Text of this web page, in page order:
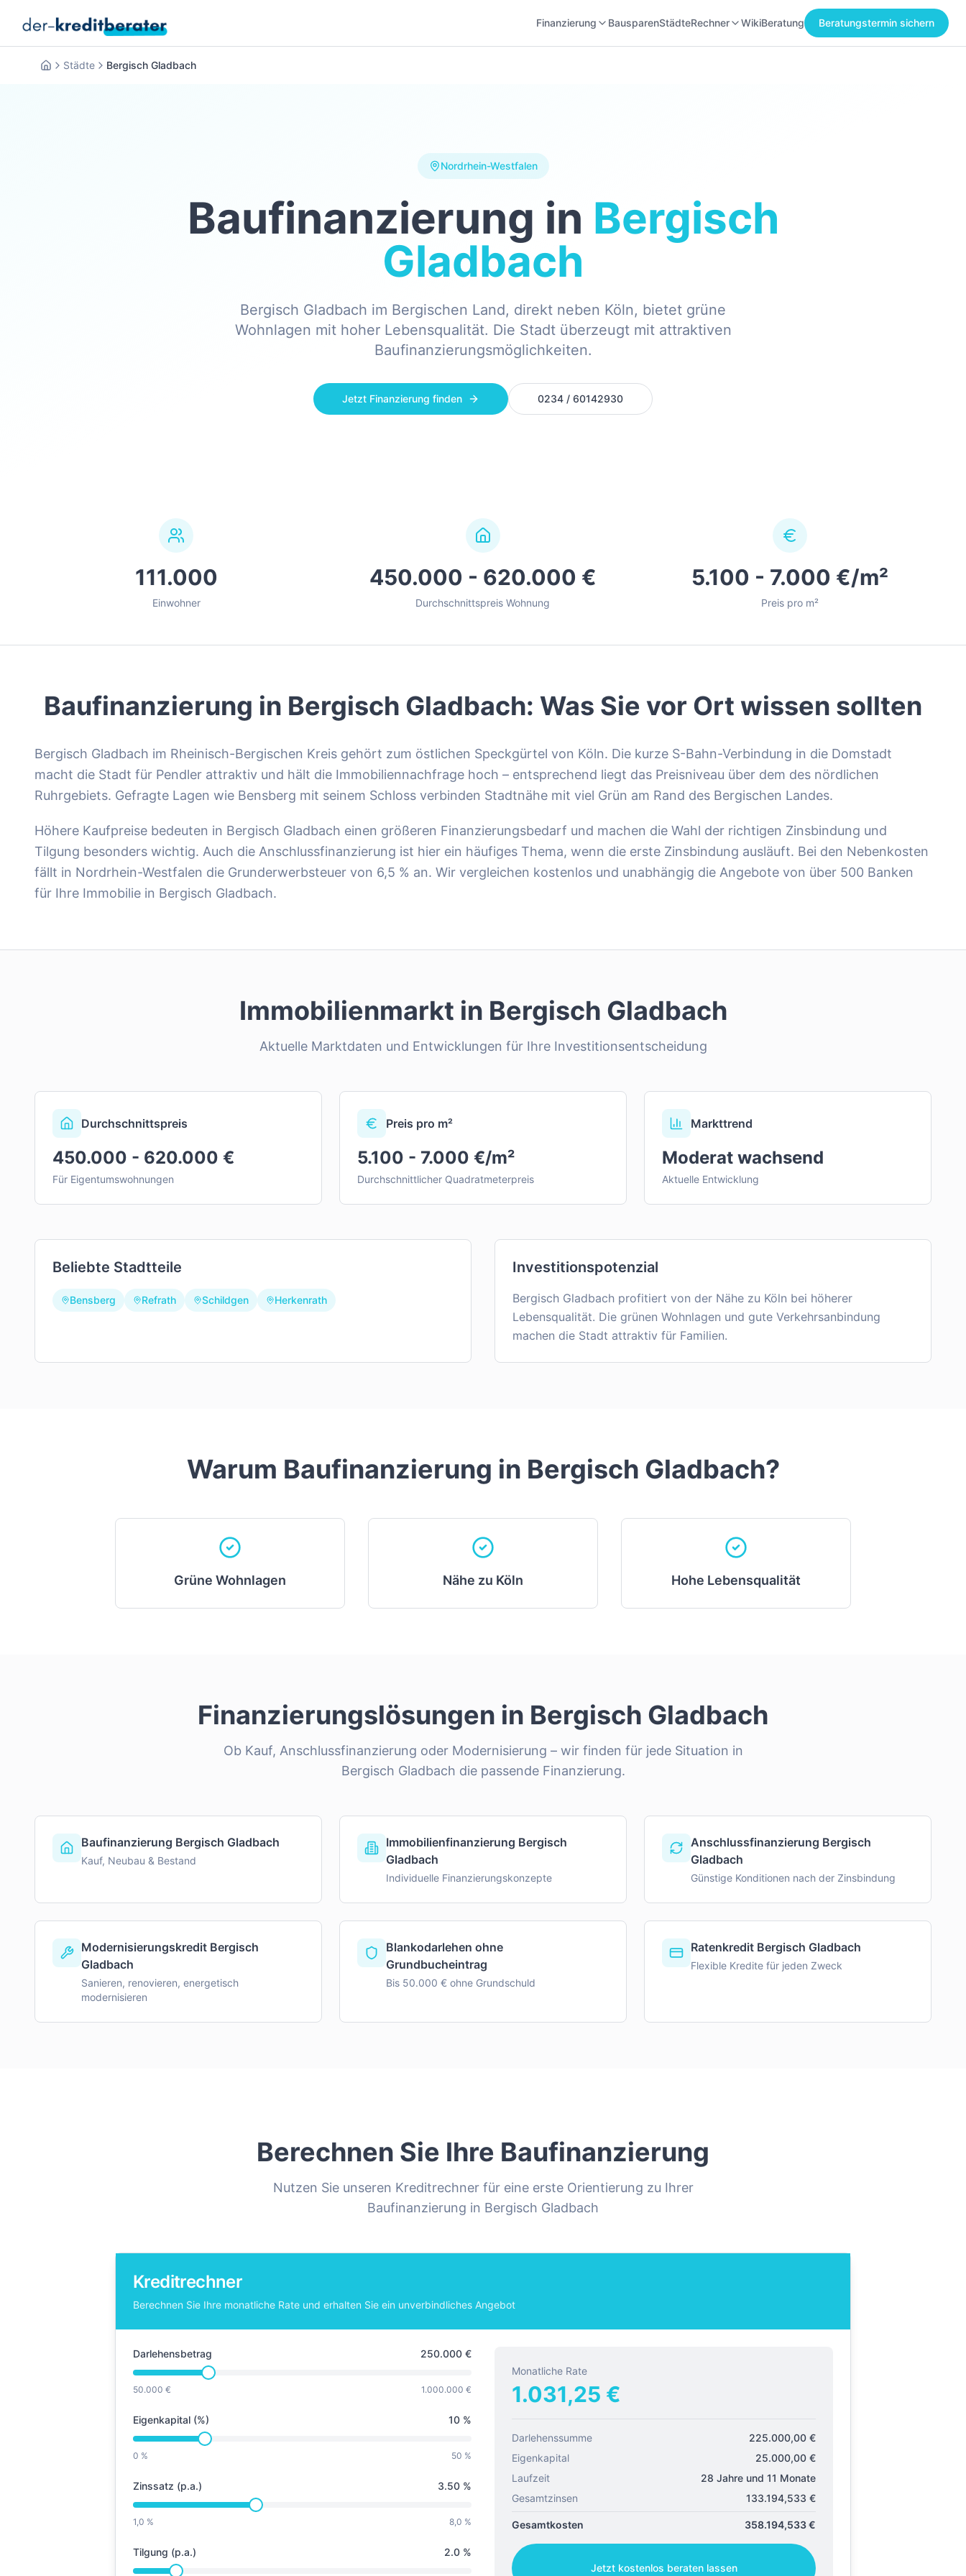
Finanzierung BausparenStädteRechner WikiBeratung Beratungstermin sichern
Startseite
Städte Bergisch Gladbach
Nordrhein-Westfalen
Baufinanzierung in Bergisch
Gladbach
Bergisch Gladbach im Bergischen Land, direkt neben Köln, bietet grüne
Wohnlagen mit hoher Lebensqualität. Die Stadt überzeugt mit attraktiven
Baufinanzierungsmöglichkeiten.
Jetzt Finanzierung finden 0234 / 60142930
111.000
Einwohner
450.000 - 620.000 €
Durchschnittspreis Wohnung
5.100 - 7.000 €/m²
Preis pro m²
Baufinanzierung in Bergisch Gladbach: Was Sie vor Ort wissen sollten
Bergisch Gladbach im Rheinisch-Bergischen Kreis gehört zum östlichen Speckgürtel von Köln. Die kurze S-Bahn-Verbindung in die Domstadt
macht die Stadt für Pendler attraktiv und hält die Immobiliennachfrage hoch – entsprechend liegt das Preisniveau über dem des nördlichen
Ruhrgebiets. Gefragte Lagen wie Bensberg mit seinem Schloss verbinden Stadtnähe mit viel Grün am Rand des Bergischen Landes.
Höhere Kaufpreise bedeuten in Bergisch Gladbach einen größeren Finanzierungsbedarf und machen die Wahl der richtigen Zinsbindung und
Tilgung besonders wichtig. Auch die Anschlussfinanzierung ist hier ein häufiges Thema, wenn die erste Zinsbindung ausläuft. Bei den Nebenkosten
fällt in Nordrhein-Westfalen die Grunderwerbsteuer von 6,5 % an. Wir vergleichen kostenlos und unabhängig die Angebote von über 500 Banken
für Ihre Immobilie in Bergisch Gladbach.
Immobilienmarkt in Bergisch Gladbach
Aktuelle Marktdaten und Entwicklungen für Ihre Investitionsentscheidung
Durchschnittspreis
450.000 - 620.000 €
Für Eigentumswohnungen
Preis pro m²
5.100 - 7.000 €/m²
Durchschnittlicher Quadratmeterpreis
Markttrend
Moderat wachsend
Aktuelle Entwicklung
Beliebte Stadtteile
Bensberg Refrath Schildgen Herkenrath
Investitionspotenzial
Bergisch Gladbach profitiert von der Nähe zu Köln bei höherer
Lebensqualität. Die grünen Wohnlagen und gute Verkehrsanbindung
machen die Stadt attraktiv für Familien.
Warum Baufinanzierung in Bergisch Gladbach?
Grüne Wohnlagen Nähe zu Köln Hohe Lebensqualität
Finanzierungslösungen in Bergisch Gladbach
Ob Kauf, Anschlussfinanzierung oder Modernisierung – wir finden für jede Situation in
Bergisch Gladbach die passende Finanzierung.
Baufinanzierung Bergisch Gladbach
Kauf, Neubau & Bestand
Immobilienfinanzierung Bergisch
Gladbach
Individuelle Finanzierungskonzepte
Anschlussfinanzierung Bergisch
Gladbach
Günstige Konditionen nach der Zinsbindung
Modernisierungskredit Bergisch
Gladbach
Sanieren, renovieren, energetisch
modernisieren
Blankodarlehen ohne
Grundbucheintrag
Bis 50.000 € ohne Grundschuld
Ratenkredit Bergisch Gladbach
Flexible Kredite für jeden Zweck
Berechnen Sie Ihre Baufinanzierung
Nutzen Sie unseren Kreditrechner für eine erste Orientierung zu Ihrer
Baufinanzierung in Bergisch Gladbach
Kreditrechner
Berechnen Sie Ihre monatliche Rate und erhalten Sie ein unverbindliches Angebot
Darlehensbetrag 250.000 €
50.000 € 1.000.000 €
Eigenkapital (%) 10 %
0 % 50 %
Zinssatz (p.a.) 3.50 %
1,0 % 8,0 %
Tilgung (p.a.) 2.0 %
Monatliche Rate
1.031,25 €
Darlehenssumme 225.000,00 €
Eigenkapital
25.000,00 €
Laufzeit
28 Jahre und 11 Monate
Gesamtzinsen
133.194,533 €
Gesamtkosten 358.194,533€
Jetzt kostenlos beraten lassen